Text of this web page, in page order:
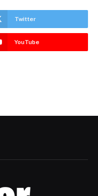
Twitter
YouTube